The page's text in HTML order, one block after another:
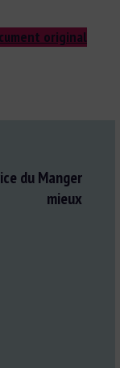
original
du Manger
mieux